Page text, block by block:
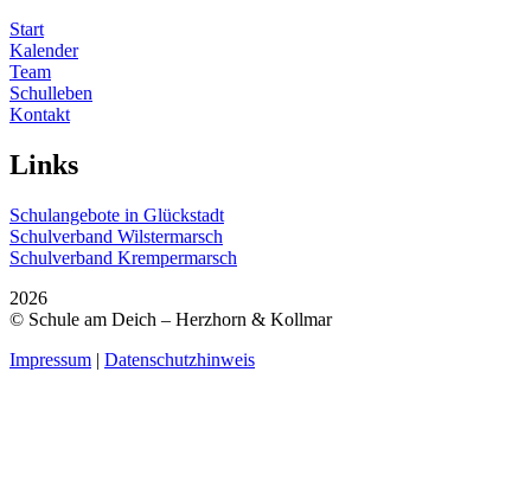
Start
Kalender
Team
Schulleben
Kontakt
Links
Schulangebote in Glückstadt
Schulverband Wilstermarsch
Schulverband Krempermarsch
2026
© Schule am Deich – Herzhorn & Kollmar
Impressum | Datenschutzhinweis